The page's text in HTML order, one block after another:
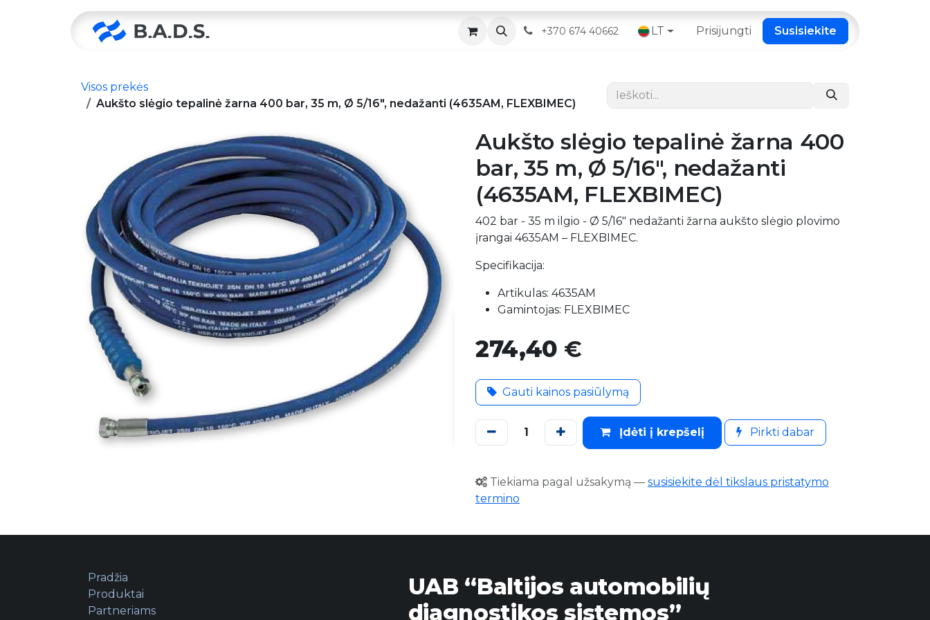
Servisas Kontaktai
+370 674 40662 LT Prisijungti Susisiekite
Visos prekės
Aukšto slėgio tepalinė žarna 400 bar, 35 m, Ø 5/16", nedažanti (4635AM, FLEXBIMEC)
Aukšto slėgio tepalinė žarna 400
bar, 35 m, Ø 5/16", nedažanti
(4635AM, FLEXBIMEC)
402 bar - 35 m ilgio - Ø 5/16" nedažanti žarna aukšto slėgio plovimo
įrangai 4635AM – FLEXBIMEC.
Specifikacija:
Artikulas: 4635AM
Gamintojas: FLEXBIMEC
274,40 €
Gauti kainos pasiūlymą
Įdėti į krepšelį Pirkti dabar
Tiekiama pagal užsakymą — susisiekite dėl tikslaus pristatymo
termino
UAB “Baltijos automobilių
diagnostikos sistemos”
Pradžia
Produktai
Partneriams